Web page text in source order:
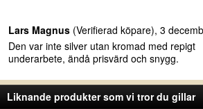
Lars Magnus (Verifierad köpare), 3
Den var inte silver utan kromad med repigt
underarbete, ändå prisvärd och snygg.
Liknande produkter som vi tror du gillar